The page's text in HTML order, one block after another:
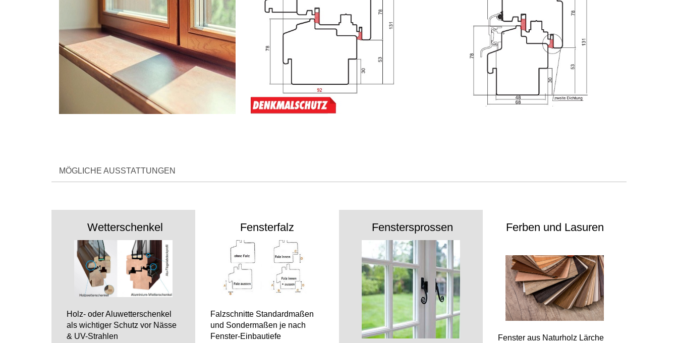
MÖGLICHE AUSSTATTUNGEN
Wetterschenkel
Holz- oder Aluwetterschenkel
als wichtiger Schutz vor Nässe
& UV-Strahlen
Fensterfalz
Falzschnitte Standardmaßen
und Sondermaßen je nach
Fenster-Einbautiefe
Fenstersprossen Ferben und Lasuren
Fenster aus Naturholz Lärche